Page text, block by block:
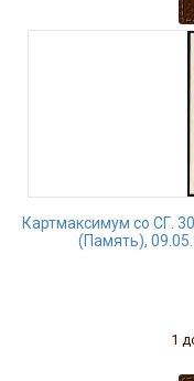
Картмаксимум со СГ.
(Память),
1